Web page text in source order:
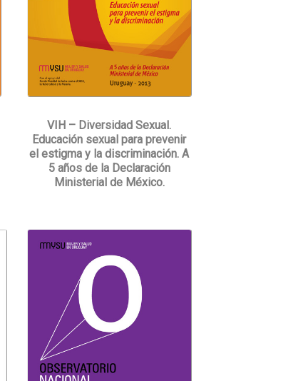
VIH – Diversidad Sexual.
Educación sexual para prevenir
el estigma y la discriminación. A
5 años de la Declaración
Ministerial de México.